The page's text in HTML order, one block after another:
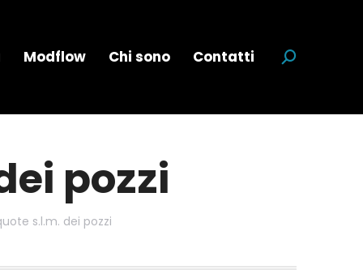
Modflow Chi sono Contatti Cerca:
pozzi
s.l.m. dei pozzi